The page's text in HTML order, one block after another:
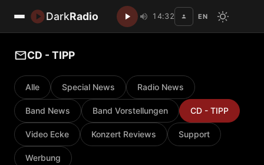
DarkRadio 14:32 EN
CD - TIPP
Alle Special News Radio News
Band News Band Vorstellungen CD - TIPP
Video Ecke Konzert Reviews Support
Werbung